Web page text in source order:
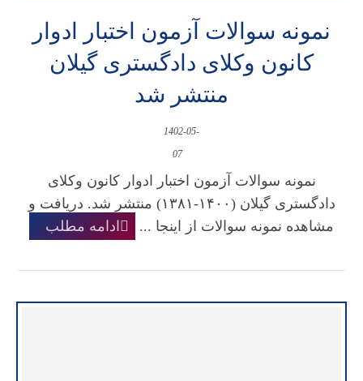
نمونه سوالات آزمون اختبار ادوار
کانون وکلای دادگستری گیلان
منتشر شد
1402-05-
07
نمونه سوالات آزمون اختبار ادوار کانون وکلای
دادگستری گیلان (۱۴۰۰-۱۳۸۱) منتشر شد. دریافت و
مشاهده نمونه سوالات از اینجا ...
ادامه مطلب